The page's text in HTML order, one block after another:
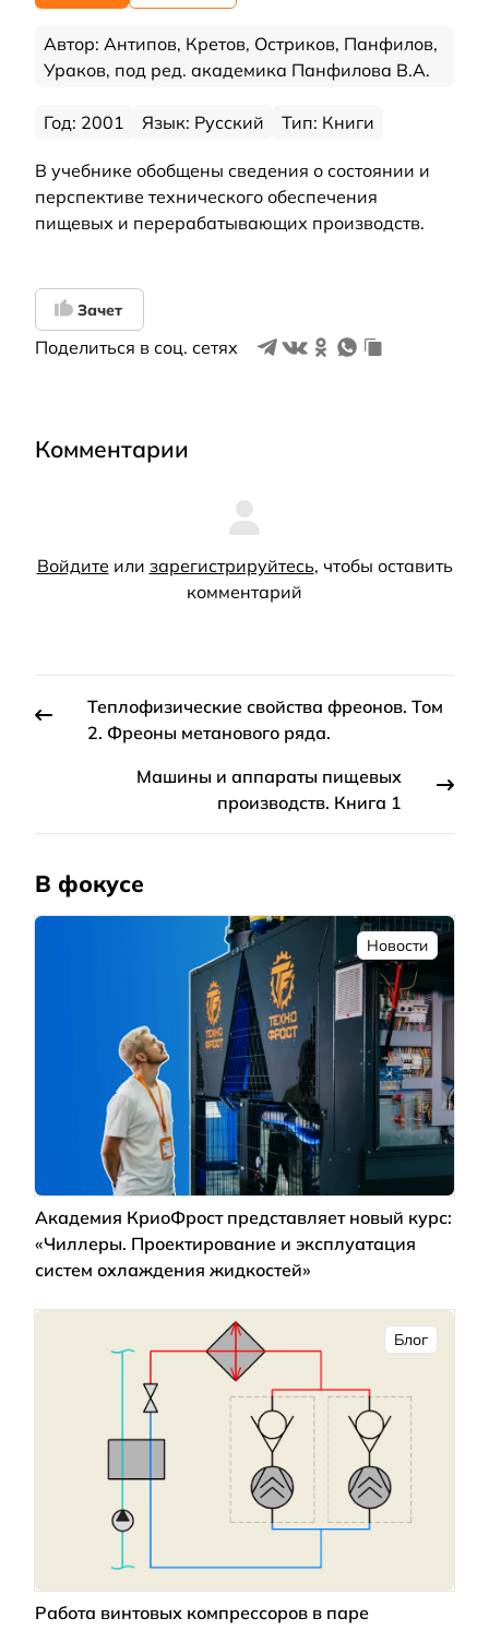
Автор: Антипов, Кретов, Остриков, Панфилов,
Ураков, под ред. академика Панфилова В.А.
Год: 2001 Язык: Русский Тип: Книги
В учебнике обобщены сведения о состоянии и
перспективе технического обеспечения
пищевых и перерабатывающих производств.
Зачет
Поделиться в соц. сетях
Комментарии
Войдите или зарегистрируйтесь, чтобы оставить
комментарий
Теплофизические свойства фреонов. Том
2. Фреоны метанового ряда.
Машины и аппараты пищевых
производств. Книга 1
В фокусе
Новости
Академия КриоФрост представляет новый курс:
«Чиллеры. Проектирование и эксплуатация
систем охлаждения жидкостей»
Блог
Работа винтовых компрессоров в паре